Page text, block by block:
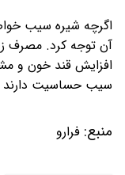
اگرچه شیره سیب
آن توجه کرد. مصرف
افزایش قند خون و
سیب حساسیت دارند
منبع: فرارو